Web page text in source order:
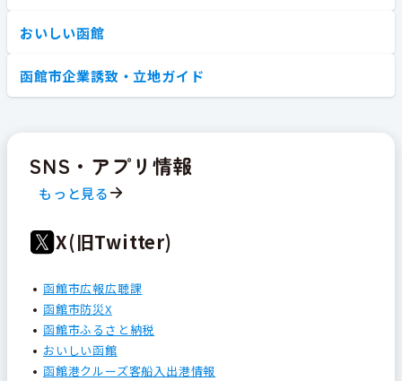
おいしい函館
函館市企業誘致・立地ガイド
SNS・アプリ情報
もっと見る
X(旧Twitter)
函館市広報広聴課
函館市防災X
函館市ふるさと納税
おいしい函館
函館港クルーズ客船入出港情報